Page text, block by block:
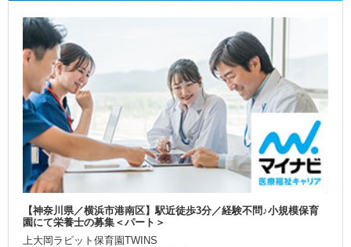
【神奈川県／横浜市港南区】駅近徒歩3分／経験不問♪小規模保育
園にて栄養士の募集＜パート＞
上大岡ラビット保育園TWINS